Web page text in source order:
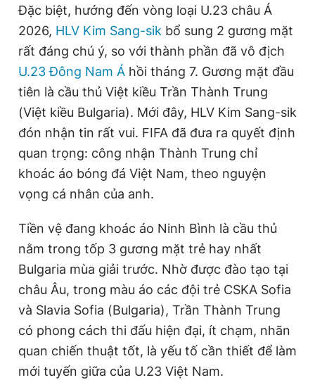
Đặc biệt, hướng đến vòng loại U.23 châu Á
2026, HLV Kim Sang-sik bổ sung 2 gương mặt
rất đáng chú ý, so với thành phần đã vô địch
U.23 Đông Nam Á hồi tháng 7. Gương mặt đầu
tiên là cầu thủ Việt kiều Trần Thành Trung
(Việt kiều Bulgaria). Mới đây, HLV Kim Sang-sik
đón nhận tin rất vui. FIFA đã đưa ra quyết định
quan trọng: công nhận Thành Trung chỉ
khoác áo bóng đá Việt Nam, theo nguyện
vọng cá nhân của anh.
Tiền vệ đang khoác áo Ninh Bình là cầu thủ
nằm trong tốp 3 gương mặt trẻ hay nhất
Bulgaria mùa giải trước. Nhờ được đào tạo tại
châu Âu, trong màu áo các đội trẻ CSKA Sofia
và Slavia Sofia (Bulgaria), Trần Thành Trung
có phong cách thi đấu hiện đại, ít chạm, nhãn
quan chiến thuật tốt, là yếu tố cần thiết để làm
mới tuyến giữa của U.23 Việt Nam.